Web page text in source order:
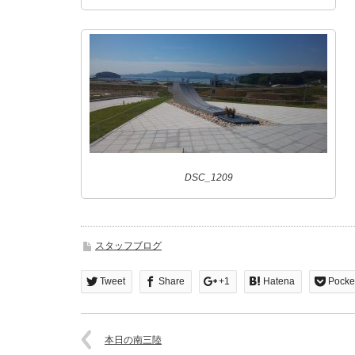
DSC_1209
スタッフブログ
Tweet Share +1 Hatena
本日の南三陸